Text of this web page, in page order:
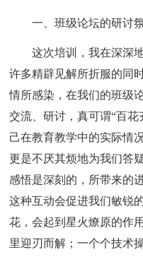
一、班级论坛的研讨
这次培训，我在深深
许多精辟见解所折服的同
情所感染，在我们的班级
交流、研讨，真可谓“百
己在教育教学中的实际情
更是不厌其烦地为我们答
感悟是深刻的，所带来的
这种互动会促进我们敏锐
花，会起到星火燎原的
里迎刃而解；一个个技术